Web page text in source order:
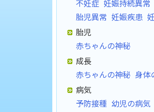
不妊症 妊娠持続異常
胎児異常 妊娠疾患
胎児
赤ちゃんの神秘
成長
赤ちゃんの神秘 身体
病気
予防接種 幼児の病気